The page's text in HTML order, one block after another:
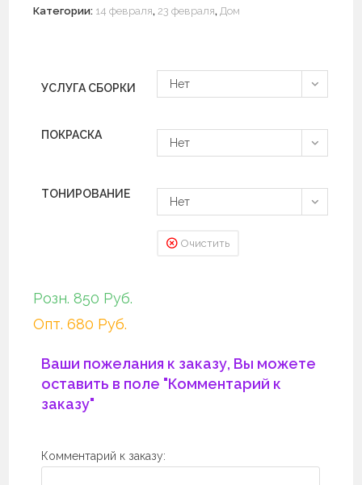
Категории: 14 февраля,23 февраля,Дом
УСЛУГА СБОРКИ Нет
ПОКРАСКА
Нет
ТОНИРОВАНИЕ
Нет
Очистить
Розн. 850 Руб.
Опт. 680 Руб.
Ваши пожелания к заказу, Вы можете
оставить в поле "Комментарий к
заказу"
Комментарий к заказу: